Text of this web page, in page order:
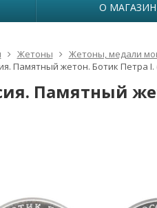
О
Жетоны Жетоны, медали
Памятный жетон. Ботик Петра I.
Памятный